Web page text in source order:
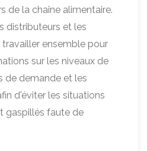
de la chaîne alimentaire.
distributeurs et les
ensemble pour
sur les niveaux de
de demande et les
d'éviter les situations
gaspillés faute de